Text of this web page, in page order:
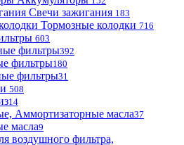
Свечи зажигания 183
Тормозные колодки 716
603
фильтры392
фильтры180
фильтры31
508
14
Аммортизаторные масла37
масла9
воздушного фильтра,